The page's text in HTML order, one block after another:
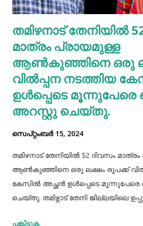
എല്ലാത്തരം തിനയും
ചില പ്രത്യേക ഗുണങ്ങളുണ്ട്. റാഗി
പ്രോട്ടീനാൽ സമ്പുഷ്ടവുമാണ്. മറ്റ്
കാൽസ്യ...
തമിഴനാട് തേനിയില്‍
മാത്രം പ്രായമുള്ള
ആണ്‍കുഞ്ഞിനെ ഒരു
വില്‍പ്പന നടത്തിയ
ഉള്‍പ്പെടെ
അറസ്റ്റു ചെയ്തു.
സെപ്റ്റംബർ 15, 2024
തമിഴനാട് തേനിയില്‍ 52 ദിവസം
ആണ്‍കുഞ്ഞിനെ ഒരു ലക്ഷം രൂപക്ക്
കേസില്‍ അച്ഛൻ ഉള്‍പ്പെടെ
ചെയ്തു. തമിഴ്നാട് തേനി ജില്ലയിലെ
പങ്കിടുക